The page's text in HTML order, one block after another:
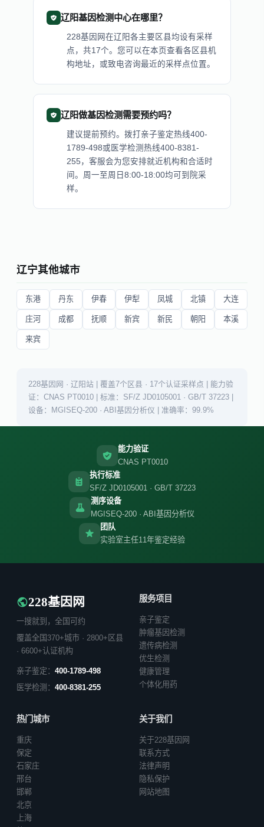
辽阳基因检测中心在哪里？
228基因网在辽阳各主要区县均设有采样
点，共17个。您可以在本页查看各区县机
构地址，或致电咨询最近的采样点位置。
辽阳做基因检测需要预约吗？
建议提前预约。拨打亲子鉴定热线400-
1789-498或医学检测热线400-8381-
255，客服会为您安排就近机构和合适时
间。周一至周日8:00-18:00均可到院采
样。
辽宁其他城市
东港 丹东 伊春 伊犁 凤城 北镇 大连
庄河 成都 抚顺 新宾 新民 朝阳 本溪
来宾
228基因网 · 辽阳站 | 覆盖7个区县 · 17个认证采样点 | 能力验
证：CNAS PT0010 | 标准：SF/Z JD0105001 · GB/T 37223 |
设备：MGISEQ-200 · ABI基因分析仪 | 准确率：99.9%
能力验证
CNAS PT0010
执行标准
SF/Z JD0105001 · GB/T 37223
测序设备
MGISEQ-200 · ABI基因分析仪
团队
实验室主任11年鉴定经验
228基因网
一搜就到，全国可约
覆盖全国370+城市 · 2800+区县
· 6600+认证机构
亲子鉴定： 400-1789-498
医学检测： 400-8381-255
服务项目
亲子鉴定
肿瘤基因检测
遗传病检测
优生检测
健康管理
个体化用药
热门城市
重庆
保定
石家庄
邢台
邯郸
北京
上海
关于我们
关于228基因网
联系方式
法律声明
隐私保护
网站地图